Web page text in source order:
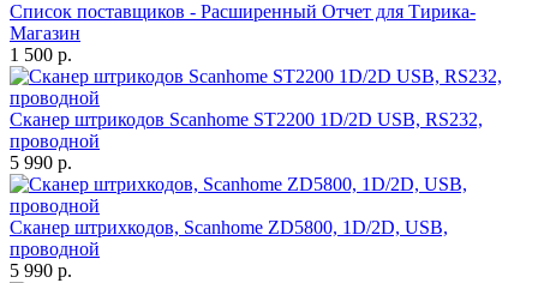
Список поставщиков - Расширенный Отчет для Тирика-
Магазин
1 500 р.
Сканер штрикодов Scanhome ST2200 1D/2D USB, RS232,
проводной
5 990 р.
Сканер штрихкодов, Scanhome ZD5800, 1D/2D, USB,
проводной
5 990 р.